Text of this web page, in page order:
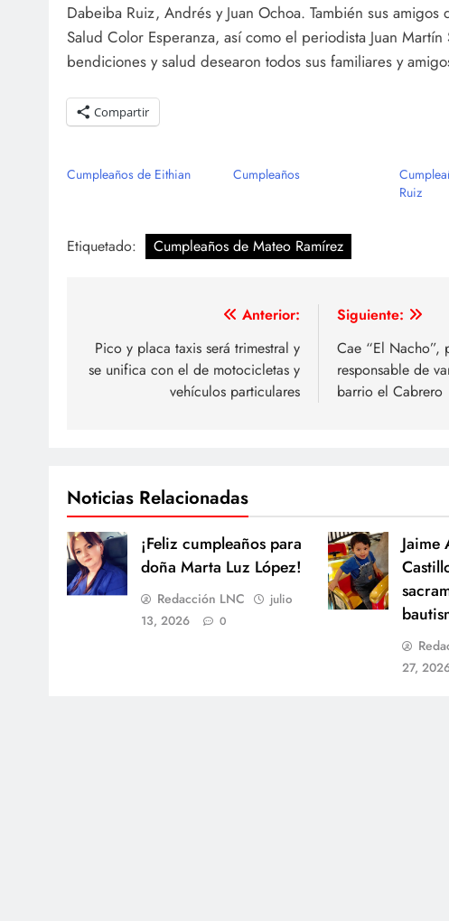
Dabeiba Ruiz, Andrés y Juan Ochoa. También sus amigos
Salud Color Esperanza, así como el periodista Juan Martín
bendiciones y salud desearon todos sus familiares y
Compartir
Cumpleaños de Eithian Cumpleaños
Ruiz
Etiquetado: Cumpleaños de Mateo Ramírez
de
entradas
Anterior:
Pico y placa taxis será trimestral y
se unifica con el de motocicletas y
vehículos particulares
Siguiente:
Cae “El Nacho”,
responsable de
barrio el Cabrero
Noticias Relacionadas
¡Feliz cumpleaños para
doña Marta Luz López!
Redacción LNC
julio
13, 2026
0
Jaime
27,